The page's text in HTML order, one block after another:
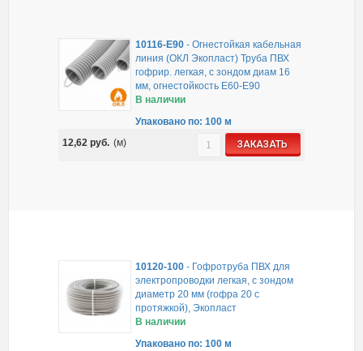
10116-E90 -Огнестойкая кабельная
линия (ОКЛ Экопласт) Труба ПВХ
гофрир. легкая, с зондом диам 16
мм, огнестойкость E60-E90
В наличии
Упаковано по: 100 м
12,62руб. (м) ЗАКАЗАТЬ
10120-100 - Гофротруба ПВХ для
электропроводки легкая, с зондом
диаметр 20 мм (гофра 20 с
протяжкой), Экопласт
В наличии
Упаковано по: 100 м